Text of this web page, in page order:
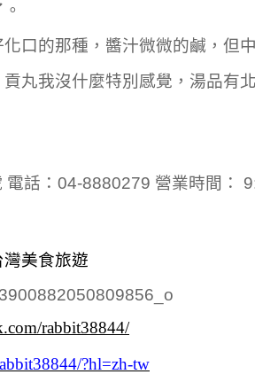
口的那種，醬汁微微的鹹，但
丸我沒什麼特別感覺，湯品有
電話：04-8880279 營業時間：
美食旅遊
rabbit38844/
?hl=zh-tw